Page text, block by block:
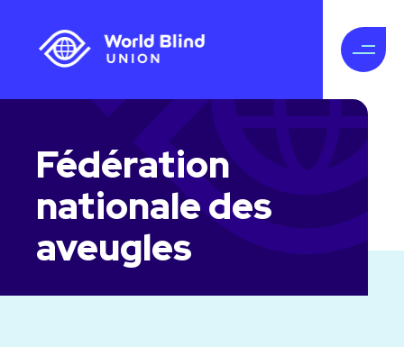
Fédération
nationale des
aveugles